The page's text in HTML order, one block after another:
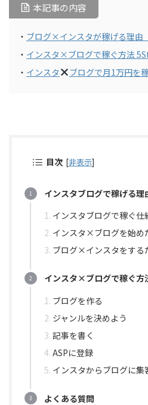
本記事の内容
・ ブログ×インスタが稼げる理由
・ インスタ×ブログで稼ぐ方法
・ インスタ ブログで月1万円を
目次 [非表示]
インスタブログで稼げる理
インスタブログで稼ぐ仕
インスタ×ブログを始め
ブログ×インスタをする
インスタ×ブログで稼ぐ方
ブログを作る
ジャンルを決めよう
記事を書く
ASPに登録
インスタからブログに集
よくある質問